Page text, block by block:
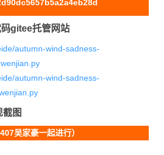
gitee托管网站
autumn-wind-sadness-
autumn-wind-sadness-
截图
吴家豪一起进行）